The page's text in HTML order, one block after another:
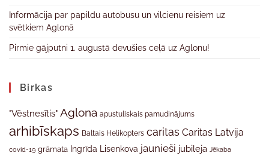
Informācija par papildu autobusu un vilcienu reisiem uz
svētkiem Aglonā
Pirmie gājputni 1. augustā devušies ceļā uz Aglonu!
Birkas
"Vēstnesītis" Aglona apustuliskais pamudinājums
arhibīskaps Baltais Helikopters caritas Caritas Latvija
covid-19 grāmata Ingrīda Lisenkova jaunieši jubileja Jēkaba